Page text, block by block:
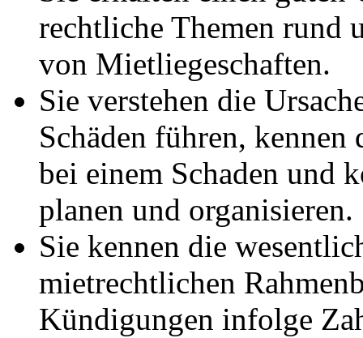
rechtliche Themen rund
von Mietliegeschaften.
Sie verstehen die
Schäden führen,
bei einem Schaden und
planen und organisieren.
Sie kennen die
mietrechtlichen
Kündigungen infolge